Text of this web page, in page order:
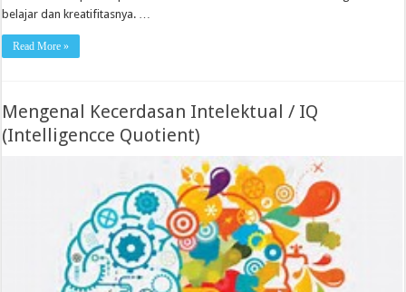
belajar dan kreatifitasnya. …
Read More »
Mengenal Kecerdasan Intelektual / IQ
(Intelligencce Quotient)